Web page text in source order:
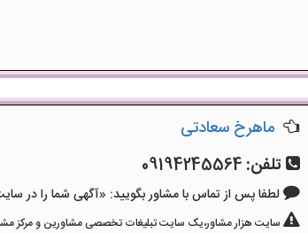
ماهرخ سعادتی
تلفن: 09194245564
لطفا پس از تماس با مشاور بگویید: «آگهی شما را در سایت هزار
سایت هزار مشاور،یک سایت تبلیغات تخصصی مشاورین و مرکز